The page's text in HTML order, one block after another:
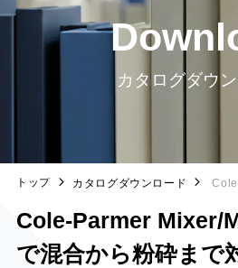
カタログダウ
トップ カタログダウンロード
Cole-Parmer Mixer/
で混合から粉砕まで